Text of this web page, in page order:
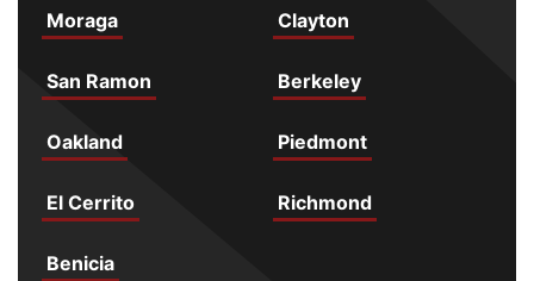
Moraga Clayton
San Ramon Berkeley
Oakland Piedmont
El Cerrito Richmond
Benicia